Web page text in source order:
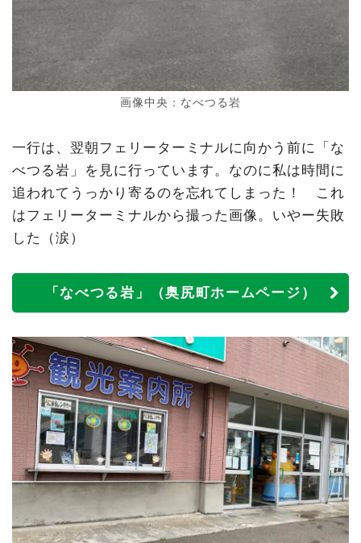
画像中央：なべつる岩
一行は、翌朝フェリーターミナルに向かう前に「な
べつる岩」を見に行っています。なのに私は時間に
追われてうっかり寄るのを忘れてしまった！ これ
はフェリーターミナルから撮った画像。いやー失敗
した（涙）
「なべつる岩」（奥尻町ホームページ）